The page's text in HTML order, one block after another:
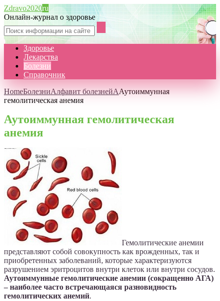
Zdravo2020ru
Онлайн-журнал о здоровье
Здоровье
Лекарства
Болезни
Справочник
HomeБолезниАлфавит болезнейААутоиммунная
гемолитическая анемия
Аутоиммунная гемолитическая
анемия
Гемолитические анемии
представляют собой совокупность как врожденных, так и
приобретенных заболеваний, которые характеризуются
разрушением эритроцитов внутри клеток или внутри сосудов.
Аутоиммунные гемолитические анемии (сокращенно АГА)
– наиболее часто встречающаяся разновидность
гемолитических анемий.